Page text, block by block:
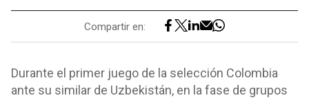
Compartir en:
Durante el primer juego de la selección Colombia
ante su similar de Uzbekistán, en la fase de grupos